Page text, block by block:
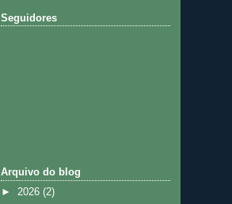
Seguidores
Arquivo do blog
► 2026 (2)